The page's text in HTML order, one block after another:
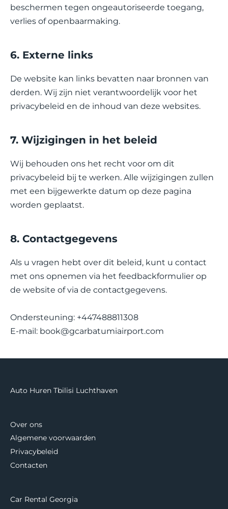
beschermen tegen ongeautoriseerde toegang,
verlies of openbaarmaking.
6. Externe links
De website kan links bevatten naar bronnen van
derden. Wij zijn niet verantwoordelijk voor het
privacybeleid en de inhoud van deze websites.
7. Wijzigingen in het beleid
Wij behouden ons het recht voor om dit
privacybeleid bij te werken. Alle wijzigingen zullen
met een bijgewerkte datum op deze pagina
worden geplaatst.
8. Contactgegevens
Als u vragen hebt over dit beleid, kunt u contact
met ons opnemen via het feedbackformulier op
de website of via de contactgegevens.
Ondersteuning: +447488811308
E-mail: book@gcarbatumiairport.com
Auto Huren Tbilisi Luchthaven
Over ons
Algemene voorwaarden
Privacybeleid
Contacten
Car Rental Georgia